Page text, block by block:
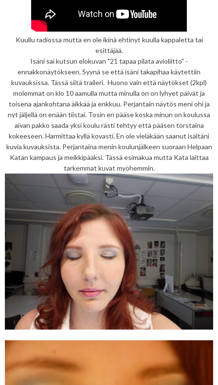
Kuullu radiossa mutta en ole ikinä ehtinyt kuulla kappaletta tai
esittäjää.
Isäni sai kutsun elokuvan "21 tapaa pilata avioliitto" -
ennakkonäytökseen. Syynä se että isäni takapihaa käytettiin
kuvauksissa. Tässä siitä traileri. Huono vain että näytökset (2kpl)
molemmat on klo 10 aamulla mutta minulla on on lyhyet päivät ja
toisena ajankohtana äikkää ja enkkuu. Perjantain näytös meni ohi ja
nyt jäljellä on enään tiistai. Tosin en pääse koska minun on koulussa
aivan pakko saada yksi koulu rästi tehtyy että pääsen torstaina
kokeeseen. Harmittaa kyllä kovasti. En ole vieläkään saanut isältäni
kuvia kuvauksista. Perjantaina menin koulunjälkeen suoraan Helpaan
Katan kampaus ja meikkipääksi. Tässä esimakua mutta Kata laittaa
tarkemmat kuvat myöhemmin.